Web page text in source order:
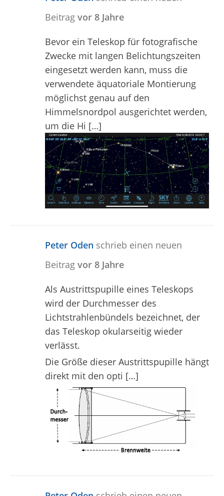
Beitrag vor 8 Jahre
Bevor ein Teleskop für fotografische
Zwecke mit langen Belichtungszeiten
eingesetzt werden kann, muss die
verwendete äquatoriale Montierung
möglichst genau auf den
Himmelsnordpol ausgerichtet werden,
um die Hi […]
Peter Oden schrieb einen neuen
Beitrag vor 8 Jahre
Als Austrittspupille eines Teleskops
wird der Durchmesser des
Lichtstrahlenbündels bezeichnet, der
das Teleskop okularseitig wieder
verlässt.
Die Größe dieser Austrittspupille hängt
direkt mit den opti […]